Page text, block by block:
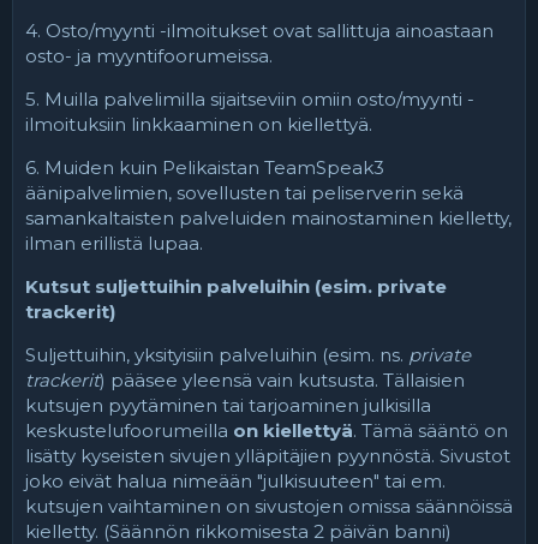
4. Osto/myynti -ilmoitukset ovat sallittuja ainoastaan
osto- ja myyntifoorumeissa.
5. Muilla palvelimilla sijaitseviin omiin osto/myynti -
ilmoituksiin linkkaaminen on kiellettyä.
6. Muiden kuin Pelikaistan TeamSpeak3
äänipalvelimien, sovellusten tai peliserverin sekä
samankaltaisten palveluiden mainostaminen kielletty,
ilman erillistä lupaa.
Kutsut suljettuihin palveluihin (esim. private
trackerit)
Suljettuihin, yksityisiin palveluihin (esim. ns. private
trackerit) pääsee yleensä vain kutsusta. Tällaisien
kutsujen pyytäminen tai tarjoaminen julkisilla
keskustelufoorumeilla on kiellettyä. Tämä sääntö on
lisätty kyseisten sivujen ylläpitäjien pyynnöstä. Sivustot
joko eivät halua nimeään "julkisuuteen" tai em.
kutsujen vaihtaminen on sivustojen omissa säännöissä
kielletty. (Säännön rikkomisesta 2 päivän banni)